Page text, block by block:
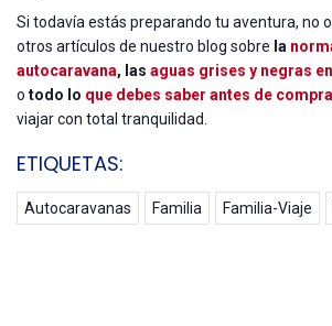
Si todavía estás preparando tu aventura, no
otros artículos de nuestro blog sobre la
autocaravana, las aguas grises y negras
o todo lo que debes saber antes de
viajar con total tranquilidad.
ETIQUETAS:
Autocaravanas Familia Familia-Viaje